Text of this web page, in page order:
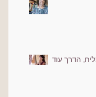
הדרך עוד